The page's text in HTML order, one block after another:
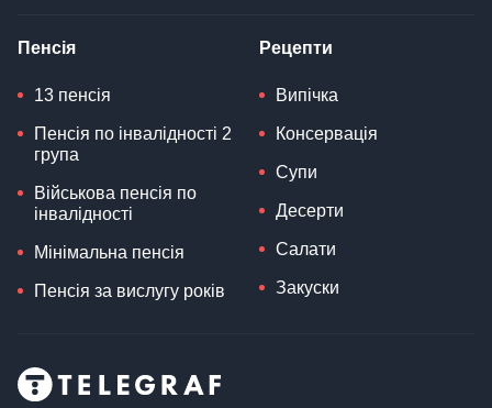
Пенсія
13 пенсія
Пенсія по інвалідності 2
група
Військова пенсія по
інвалідності
Мінімальна пенсія
Пенсія за вислугу років
Рецепти
Випічка
Консервація
Супи
Десерти
Салати
Закуски